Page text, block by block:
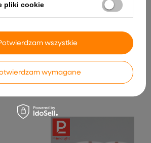
SkyDance TW2-4 B
dotykowy panel ścienny
CCT RF 2.4GHz, 4 strefy
Czarny
118,99 zł
pliki cookie
wymagane
wszystkie